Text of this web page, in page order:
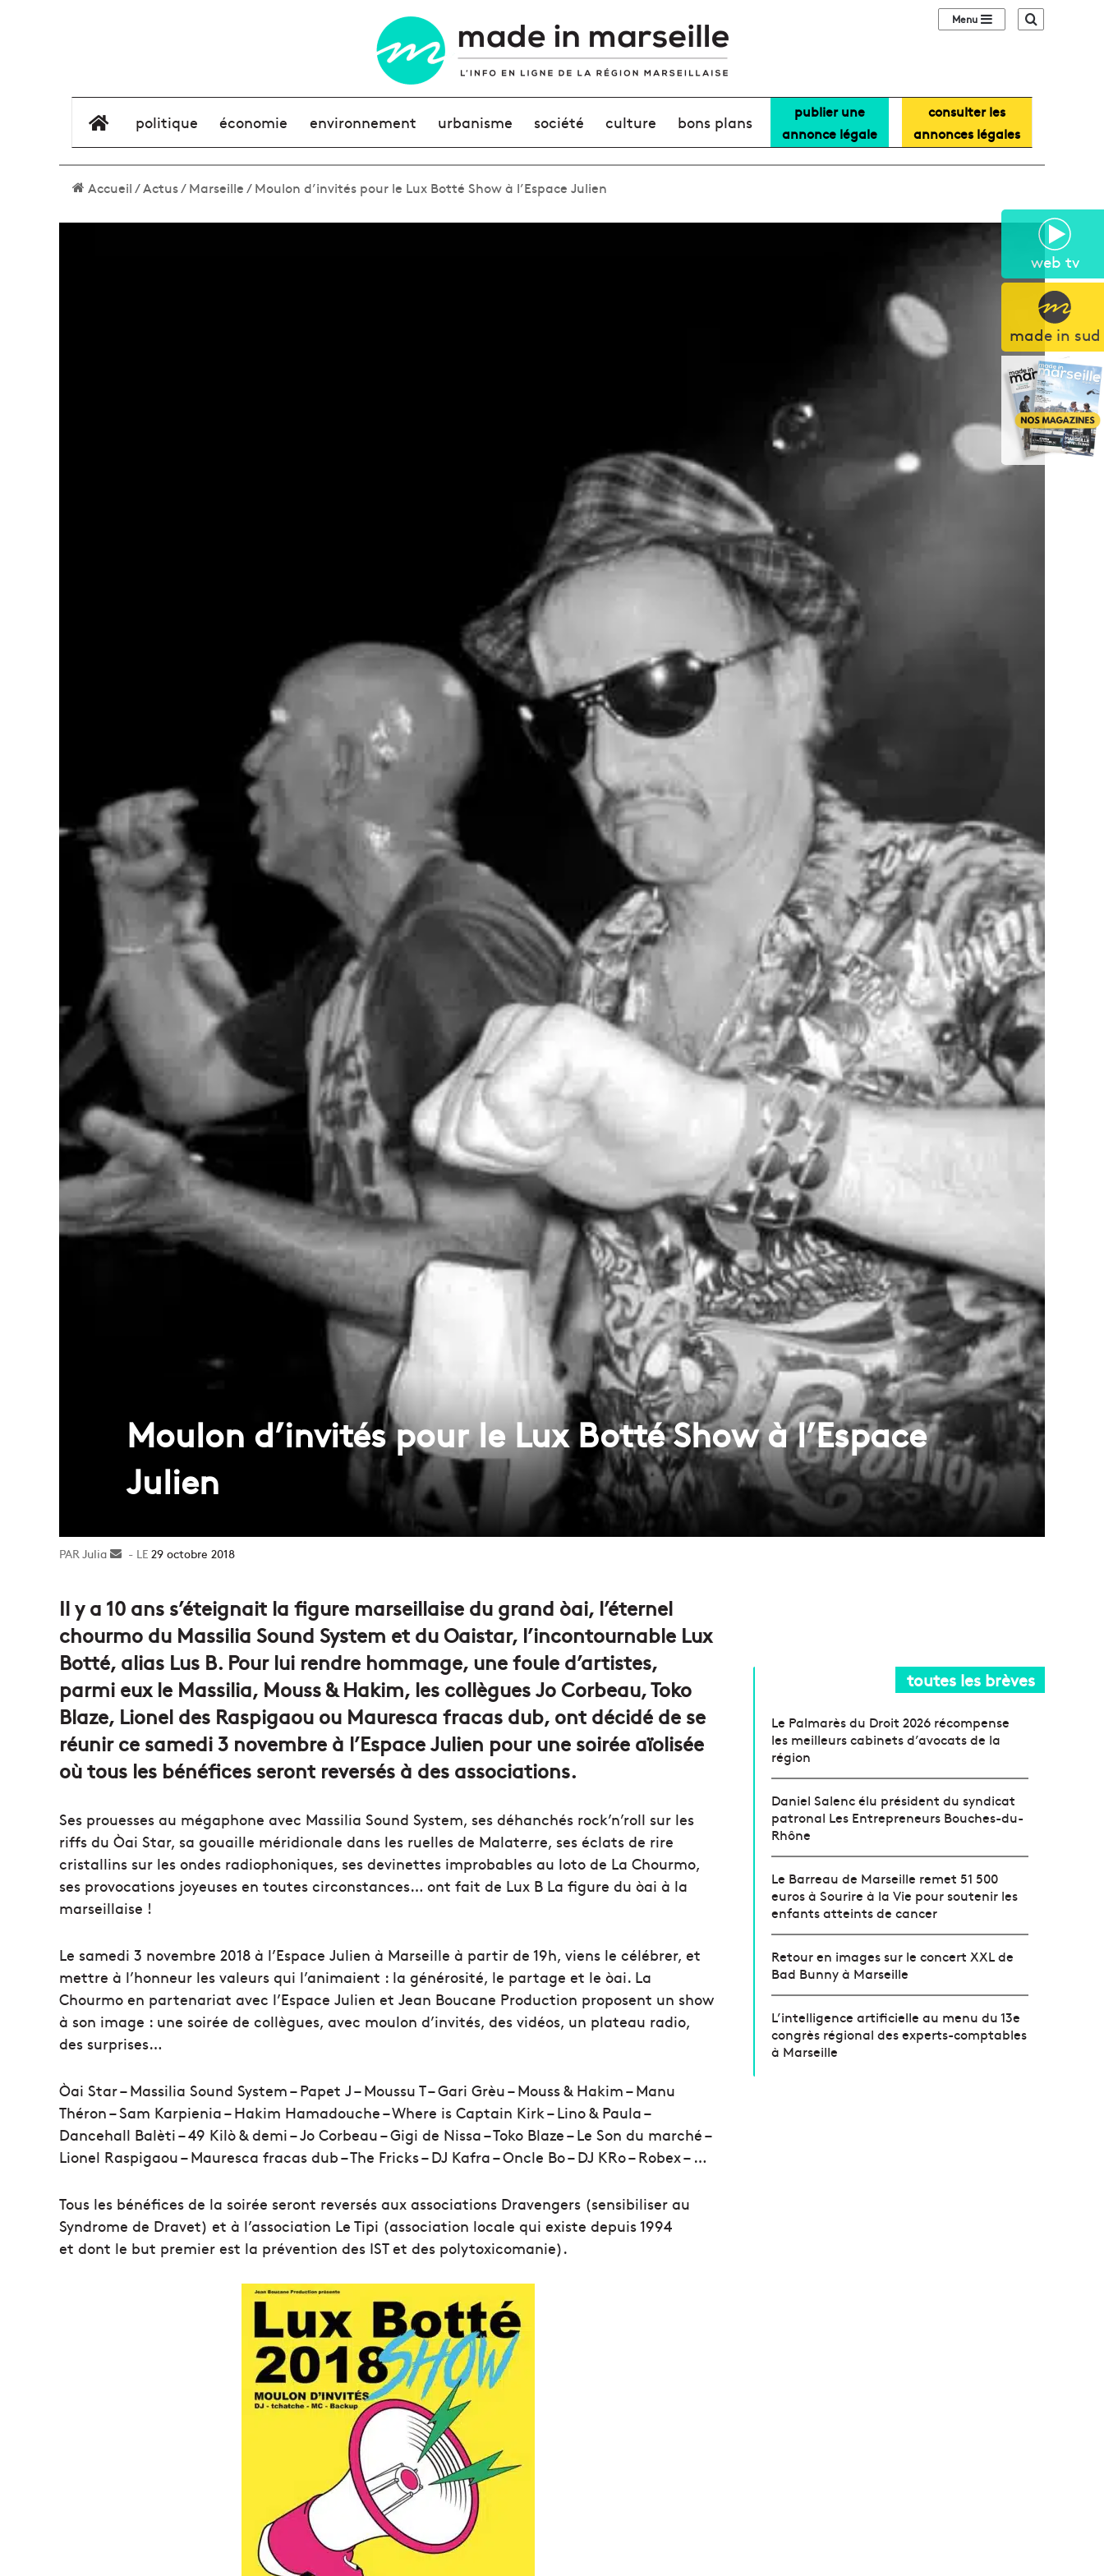
web tv
made in sud
Sidebar (barre
élément de menu
politique économie environnement urbanisme société culture bons plans
publier une
annonce légale
consulter les
annonces légales
Accueil/Actus/Marseille/Moulon d’invités pour le Lux Botté Show à l’Espace Julien
Moulon d’invités pour le Lux Botté Show à l’Espace
Julien
Julia
Envoyer29 octobre 2018
Il y a 10 ans s’éteignait la figure marseillaise du grand òai, l’éternel
chourmo du Massilia Sound System et du Oaistar, l’incontournable Lux
Botté, alias Lus B. Pour lui rendre hommage, une foule d’artistes,
parmi eux le Massilia, Mouss & Hakim, les collègues Jo Corbeau, Toko
Blaze, Lionel des Raspigaou ou Mauresca fracas dub, ont décidé de se
réunir ce samedi 3 novembre à l’Espace Julien pour une soirée aïolisée
où tous les bénéfices seront reversés à des associations.
Ses prouesses au mégaphone avec Massilia Sound System, ses déhanchés rock’n’roll sur les
riffs du Òai Star, sa gouaille méridionale dans les ruelles de Malaterre, ses éclats de rire
cristallins sur les ondes radiophoniques, ses devinettes improbables au loto de La Chourmo,
ses provocations joyeuses en toutes circonstances… ont fait de Lux B La figure du òai à la
marseillaise !
Le samedi 3 novembre 2018 à l’Espace Julien à Marseille à partir de 19h, viens le célébrer, et
mettre à l’honneur les valeurs qui l’animaient : la générosité, le partage et le òai. La
Chourmo en partenariat avec l’Espace Julien et Jean Boucane Production proposent un show
à son image : une soirée de collègues, avec moulon d’invités, des vidéos, un plateau radio,
des surprises…
Òai Star – Massilia Sound System – Papet J – Moussu T – Gari Grèu – Mouss & Hakim – Manu
Théron – Sam Karpienia – Hakim Hamadouche – Where is Captain Kirk – Lino & Paula –
Dancehall Balèti – 49 Kilò & demi – Jo Corbeau – Gigi de Nissa – Toko Blaze – Le Son du marché –
Lionel Raspigaou – Mauresca fracas dub – The Fricks – DJ Kafra – Oncle Bo – DJ KRo – Robex – …
Tous les bénéfices de la soirée seront reversés aux associations Dravengers (sensibiliser au
Syndrome de Dravet) et à l’association Le Tipi (association locale qui existe depuis 1994
et dont le but premier est la prévention des IST et des polytoxicomanie).
toutes les brèves
Le Palmarès du Droit 2026 récompense
les meilleurs cabinets d’avocats de la
région
Daniel Salenc élu président du syndicat
patronal Les Entrepreneurs Bouches-du-
Rhône
Le Barreau de Marseille remet 51 500
euros à Sourire à la Vie pour soutenir les
enfants atteints de cancer
Retour en images sur le concert XXL de
Bad Bunny à Marseille
L’intelligence artificielle au menu du 13e
congrès régional des experts-comptables
à Marseille